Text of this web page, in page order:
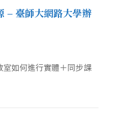
– 臺師大網路大學辦
如何進行實體＋同步課